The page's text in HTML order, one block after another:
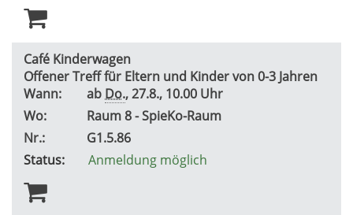
Café Kinderwagen
Offener Treff für Eltern und Kinder von 0-3 Jahren
Wann:
ab Do., 27.8., 10.00 Uhr
Wo:
Raum 8 - SpieKo-Raum
Nr.:
G1.5.86
Status:
Anmeldung möglich